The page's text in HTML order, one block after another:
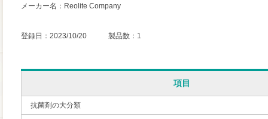
メーカー名：Reolite Company
登録日：2023/10/20 製品数：1
項目
抗菌剤の大分類